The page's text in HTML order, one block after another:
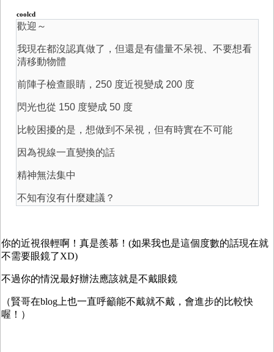
coolcd
歡迎～
我現在都沒認真做了，但還是有儘量不呆視、不要想看
清移動物體
前陣子檢查眼睛，250 度近視變成 200 度
閃光也從 150 度變成 50 度
比較困擾的是，想做到不呆視，但有時實在不可能
因為視線一直變換的話
精神無法集中
不知有沒有什麼建議？
你的近視很輕啊！真是羨慕！(如果我也是這個度數的話現在就
不需要眼鏡了XD)
不過你的情況最好辦法應該就是不戴眼鏡
（賢哥在blog上也一直呼籲能不戴就不戴，會進步的比較快
喔！）